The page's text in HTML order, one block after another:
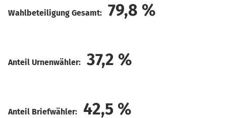
Wahlbeteiligung Gesamt: 79,8 %
Anteil Urnenwähler: 37,2 %
Anteil Briefwähler: 42,5 %